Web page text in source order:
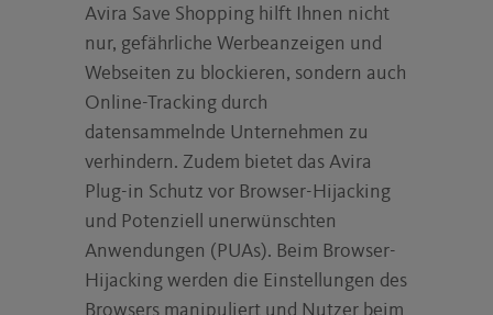
Avira Save Shopping hilft Ihnen nicht
nur, gefährliche Werbeanzeigen und
Webseiten zu blockieren, sondern auch
Online-Tracking durch
datensammelnde Unternehmen zu
verhindern. Zudem bietet das Avira
Plug-in Schutz vor Browser-Hijacking
und Potenziell unerwünschten
Anwendungen (PUAs). Beim Browser-
Hijacking werden die Einstellungen des
Browsers manipuliert und Nutzer beim